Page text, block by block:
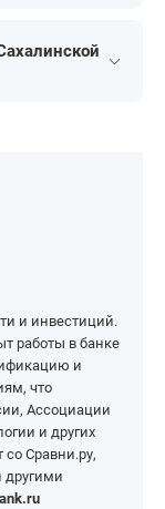
рублей
рублей
и инвестиций.
работы в банке
и
что
Ассоциации
и других
со Сравни.ру,
другими